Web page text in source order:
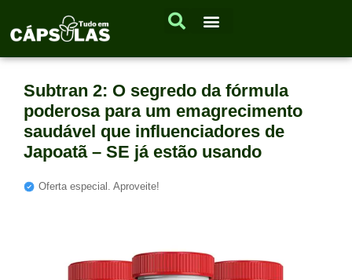
Subtran 2: O segredo da fórmula
poderosa para um emagrecimento
saudável que influenciadores de
Japoatã – SE já estão usando
Oferta especial. Aproveite!